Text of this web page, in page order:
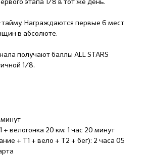
Награждаются первые 6 мест
в абсолюте.
получают баллы ALL STARS
1/8.
велогонка 20 км: 1 час 20 минут
+ Т1 + вело + Т2 + бег): 2 часа 05